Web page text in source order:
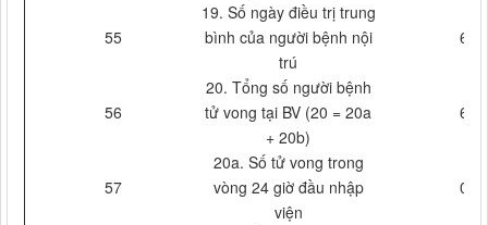
55
19. Số ngày điều trị trung
bình của người bệnh nội
trú
6
56
20. Tổng số người bệnh
tử vong tại BV (20 = 20a
+ 20b)
6
57
20a. Số tử vong trong
vòng 24 giờ đầu nhập
viện
0